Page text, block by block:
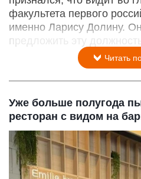
факультета первого
именно Ларису Долину.
предложить эту
Читать
Уже больше полугода
ресторан с видом на